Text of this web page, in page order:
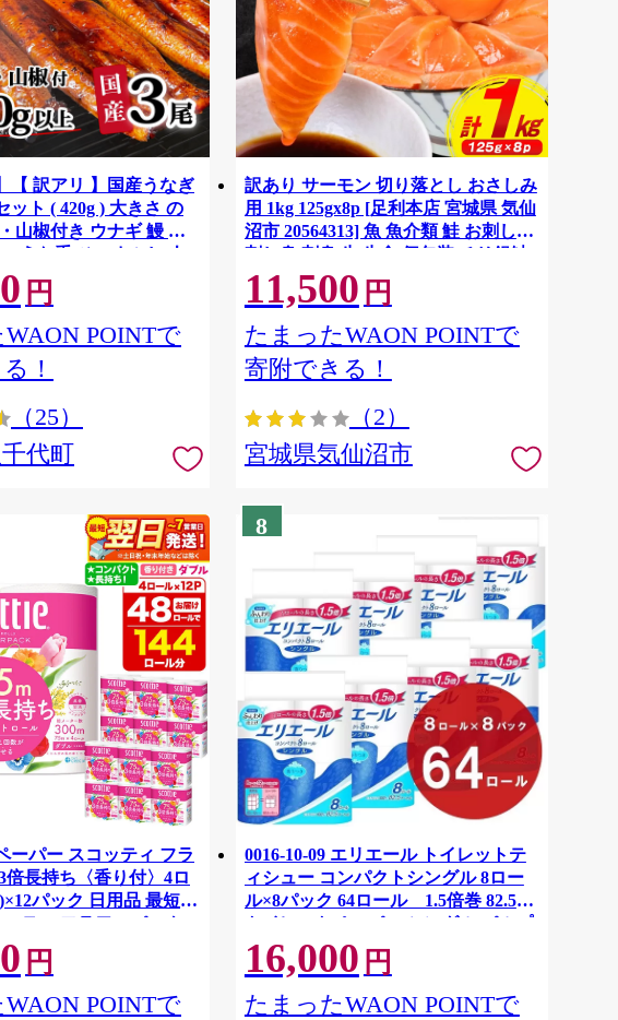
【 訳アリ 】国産うなぎ
ット ( 420g ) 大きさ の
山椒付き ウナギ 鰻 ふ
うな重 ひつまぶし 人
町 ふるさと納税 冷凍
円
POINTで
！
（25）
代町
訳あり サーモン 切り落とし おさしみ
用 1kg 125gx8p [足利本店 宮城県 気仙
沼市 20564313] 魚 魚介類 鮭 お刺し身
刺し身 刺身 生 生食 個包装 チリ銀鮭
銀鮭 海鮮 海鮮丼 魚介
11,500 円
たまったWAON POINTで
寄附できる！
（2）
宮城県気仙沼市
ーパー スコッティ フラ
倍長持ち〈香り付〉4ロ
パック 日用品 最短翌
ティ フラワーパック
ーパー 日本製紙クレシ
田市円
POINTで
8
0016-10-09 エリエール トイレットテ
ィシュー コンパクトシングル 8ロー
ル×8パック 64ロール 1.5倍巻 82.5m
トイレットペーパー シングル パルプ
100％ 香りつき 日用品 消耗品 備蓄
16,000 円
たまったWAON POINTで